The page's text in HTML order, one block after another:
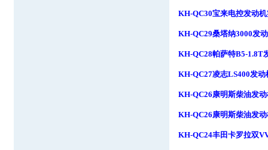
KH-QC30宝来电控发动
KH-QC29桑塔纳3000发
KH-QC28帕萨特B5-1.8T
KH-QC27凌志LS400发动
KH-QC26康明斯柴油发
KH-QC26康明斯柴油发
KH-QC24丰田卡罗拉双